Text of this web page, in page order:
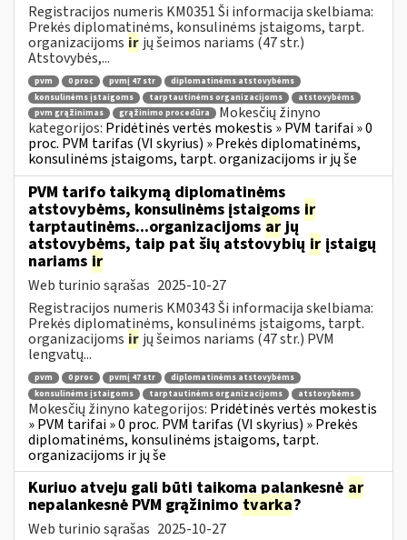
Registracijos numeris KM0351 Ši informacija skelbiama:
Prekės diplomatinėms, konsulinėms įstaigoms, tarpt.
organizacijoms ir jų šeimos nariams (47 str.)
Atstovybės,...
pvm 0 proc pvmį 47 str
diplomatinėms atstovybėms
konsulinėms įstaigoms
tarptautinėms organizacijoms
atstovybėms
pvm grąžinimas
grąžinimo procedūra
Mokesčių žinyno
kategorijos: Pridėtinės vertės mokestis » PVM tarifai » 0
proc. PVM tarifas (VI skyrius) » Prekės diplomatinėms,
konsulinėms įstaigoms, tarpt. organizacijoms ir jų še
PVM tarifo taikymą diplomatinėms
atstovybėms, konsulinėms įstaigoms ir
tarptautinėms...organizacijoms arjų
atstovybėms, taip pat šių atstovybių ir įstaigų
nariams ir
Web turinio sąrašas 2025-10-27
Registracijos numeris KM0343 Ši informacija skelbiama:
Prekės diplomatinėms, konsulinėms įstaigoms, tarpt.
organizacijoms ir jų šeimos nariams (47 str.) PVM
lengvatų...
pvm 0 proc pvmį 47 str
diplomatinėms atstovybėms
konsulinėms įstaigoms
tarptautinėms organizacijoms atstovybėms
Mokesčių žinyno kategorijos: Pridėtinės vertės mokestis
» PVM tarifai » 0 proc. PVM tarifas (VI skyrius) » Prekės
diplomatinėms, konsulinėms įstaigoms, tarpt.
organizacijoms ir jų še
Kuriuo atveju gali būti taikoma palankesnė ar
nepalankesnė PVM grąžinimo tvarka?
Web turinio sąrašas 2025-10-27